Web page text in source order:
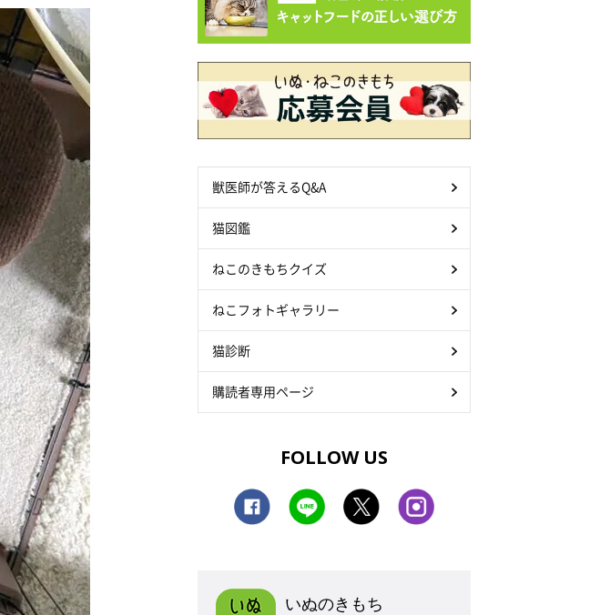
獣医師が答えるQ&A
猫図鑑
ねこのきもちクイズ
ねこフォトギャラリー
猫診断
購読者専用ページ
FOLLOW US
いぬのきもち